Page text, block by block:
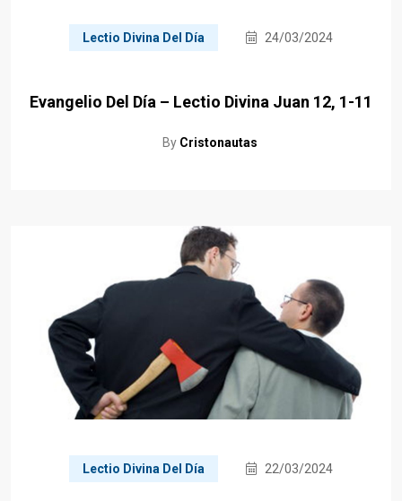
Lectio Divina Del Día 24/03/2024
Evangelio Del Día – Lectio Divina Juan 12, 1-11
By Cristonautas
Lectio Divina Del Día 22/03/2024